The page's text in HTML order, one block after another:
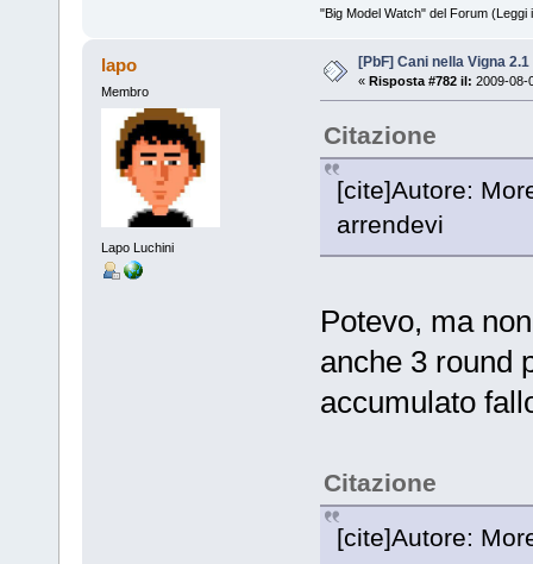
"Big Model Watch" del Forum
lapo
Membro
Lapo Luchini
[PbF] Cani nella Vigna 2.1
« Risposta #782 il: 2009-08-
Citazione
[cite]Autore:
arrendevi
Potevo, ma
anche 3 round
accumulato
Citazione
[cite]Autore: